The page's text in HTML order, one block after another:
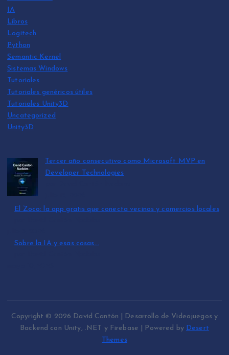
IA
Libros
Logitech
Python
Semantic Kernel
Sistemas Windows
Tutoriales
Tutoriales genéricos útiles
Tutoriales Unity3D
Uncategorized
Unity3D
Tercer año consecutivo como Microsoft MVP en
Developer Technologies
El Zoco: la app gratis que conecta vecinos y comercios locales
Sobre la IA y esas cosas…
Copyright © 2026 David Cantón | Desarrollo de Videojuegos y
Backend con Unity, .NET y Firebase | Powered by Desert
Themes